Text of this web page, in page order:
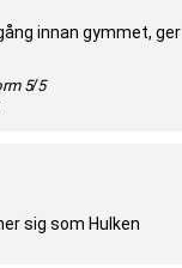
innan gymmet, ger
5/5
sig som Hulken